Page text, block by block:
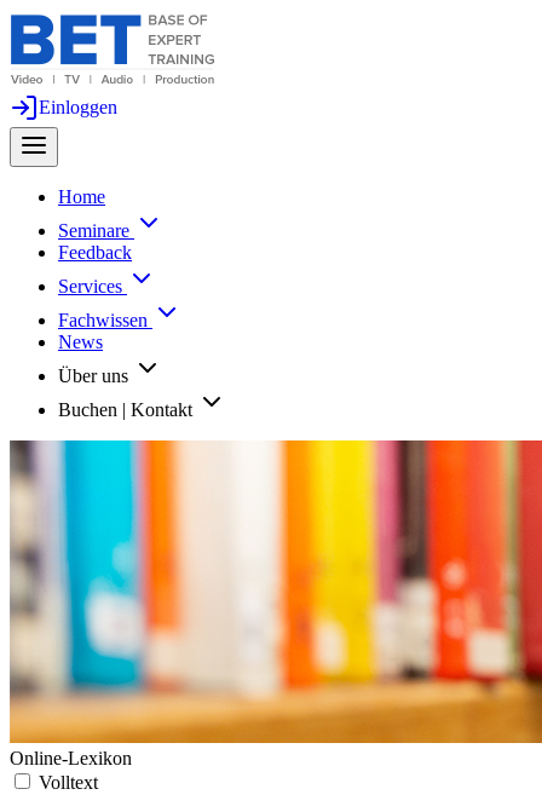
Einloggen
Home
Seminare
Feedback
Services
Fachwissen
News
Über uns
Buchen | Kontakt
Online-Lexikon
Volltext